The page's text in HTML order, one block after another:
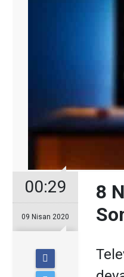
00:29
09 Nisan 2020
8